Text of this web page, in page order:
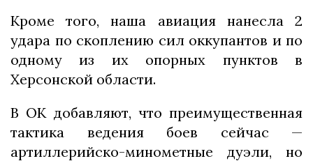
Кроме того, наша авиация нанесла 2
удара по скоплению сил оккупантов и по
одному из их опорных пунктов в
Херсонской области.
В ОК добавляют, что преимущественная
тактика ведения боев сейчас —
артиллерийско-минометные дуэли, но